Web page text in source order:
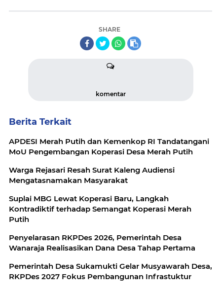
SHARE
komentar
Berita Terkait
APDESI Merah Putih dan Kemenkop RI Tandatangani
MoU Pengembangan Koperasi Desa Merah Putih
Warga Rejasari Resah Surat Kaleng Audiensi
Mengatasnamakan Masyarakat
Suplai MBG Lewat Koperasi Baru, Langkah
Kontradiktif terhadap Semangat Koperasi Merah
Putih
Penyelarasan RKPDes 2026, Pemerintah Desa
Wanaraja Realisasikan Dana Desa Tahap Pertama
Pemerintah Desa Sukamukti Gelar Musyawarah Desa,
RKPDes 2027 Fokus Pembangunan Infrastuktur